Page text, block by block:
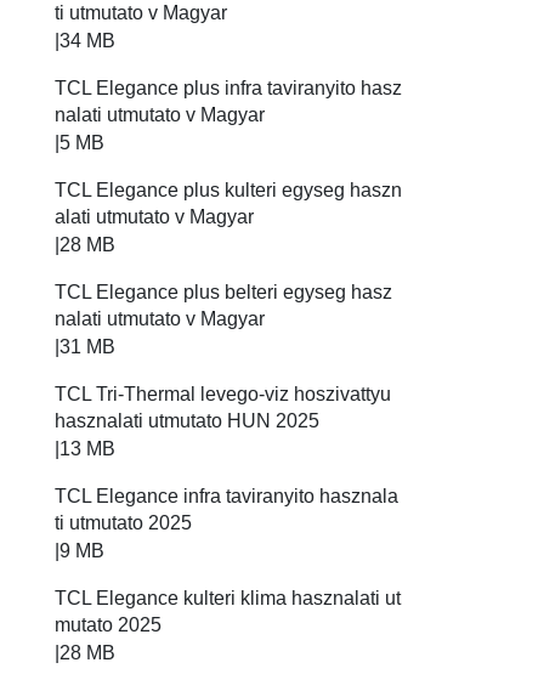
ti utmutato v Magyar
34 MB
TCL Elegance plus infra taviranyito hasz
nalati utmutato v Magyar
5 MB
TCL Elegance plus kulteri egyseg haszn
alati utmutato v Magyar
28 MB
TCL Elegance plus belteri egyseg hasz
nalati utmutato v Magyar
31 MB
TCL Tri-Thermal levego-viz hoszivattyu
hasznalati utmutato HUN 2025
13 MB
TCL Elegance infra taviranyito hasznala
ti utmutato 2025
9 MB
TCL Elegance kulteri klima hasznalati ut
mutato 2025
28 MB